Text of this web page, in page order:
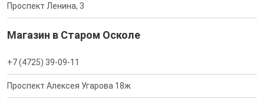
Проспект Ленина, 3
Магазин в Старом Осколе
+7 (4725) 39-09-11
Проспект Алексея Угарова 18ж